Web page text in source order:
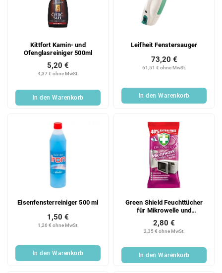
Kittfort Kamin- und
Ofenglasreiniger 500ml
4,37 € ohne MwSt.
5,20 €
In den Warenkorb
Leifheit Fenstersauger
61,51 € ohne MwSt.
73,20 €
In den Warenkorb
Eisenfensterreiniger 500 ml
1,26 € ohne MwSt.
1,50 €
In den Warenkorb
Green Shield Feuchttücher
für Mikrowelle und
Kühlschrank 70 Stück
2,35 € ohne MwSt.
2,80 €
In den Warenkorb